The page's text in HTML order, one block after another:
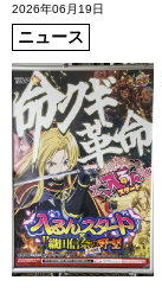
2026年06月19日
ニュース